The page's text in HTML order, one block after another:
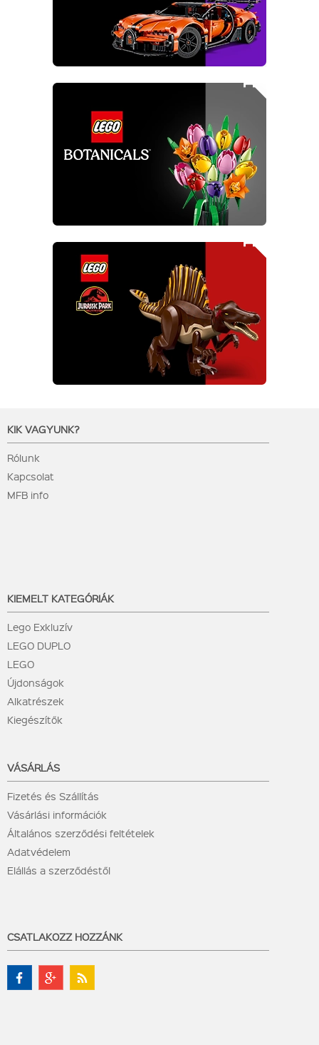
KIK VAGYUNK?
Rólunk
Kapcsolat
MFB info
KIEMELT KATEGÓRIÁK
Lego Exkluzív
LEGO DUPLO
LEGO
Újdonságok
Alkatrészek
Kiegészítők
VÁSÁRLÁS
Fizetés és Szállítás
Vásárlási információk
Általános szerződési feltételek
Adatvédelem
Elállás a szerződéstől
CSATLAKOZZ HOZZÁNK